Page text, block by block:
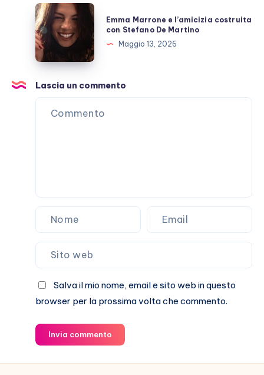
allo
scoperto
Emma
Marrone
e
l’amicizia
costruita
con
Stefano
Emma Marrone e l’amicizia costruita
con Stefano De Martino
Maggio 13, 2026
Lascia un commento
Salva il mio nome, email e sito web in questo
browser per la prossima volta che commento.
Invia commento